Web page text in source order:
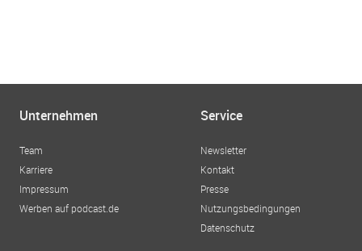
Unternehmen
Team
Karriere
Impressum
Werben auf podcast.de
Service
Newsletter
Kontakt
Presse
Nutzungsbedingungen
Datenschutz